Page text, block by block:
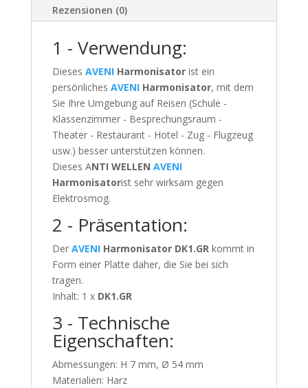
Rezensionen (0)
1 - Verwendung:
Dieses AVENI Harmonisatorist ein
persönliches AVENI Harmonisator, mit dem
Sie Ihre Umgebung auf Reisen (Schule -
Klassenzimmer - Besprechungsraum -
Theater - Restaurant - Hotel - Zug - Flugzeug
usw.) besser unterstützen können.
Dieses ANTI WELLEN AVENI
Harmonisatorist sehr wirksam gegen
Elektrosmog.
2 - Präsentation:
Der AVENI Harmonisator DK1.GR kommt in
Form einer Platte daher, die Sie bei sich
tragen.
Inhalt: 1 x DK1.GR
3 - Technische
Eigenschaften:
Abmessungen: H 7 mm, Ø 54 mm
Materialien: Harz